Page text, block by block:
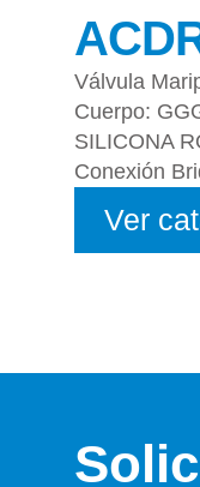
Válvula
Cuerpo:
SILICONA
Conexión
Ver